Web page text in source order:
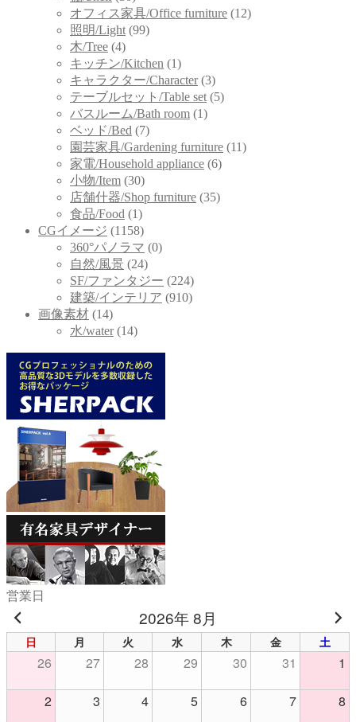
オフィス家具/Office furniture (12)
照明/Light (99)
木/Tree (4)
キッチン/Kitchen (1)
キャラクター/Character (3)
テーブルセット/Table set (5)
バスルーム/Bath room (1)
ベッド/Bed (7)
園芸家具/Gardening furniture (11)
家電/Household appliance (6)
小物/Item (30)
店舗什器/Shop furniture (35)
食品/Food (1)
CGイメージ (1158)
360°パノラマ (0)
自然/風景 (24)
SF/ファンタジー (224)
建築/インテリア (910)
画像素材 (14)
水/water (14)
営業日
2026年 8月
日 月 火 水 木 金 土
26 27 28 29 30 31 1
2 3 4 5 6 7 8